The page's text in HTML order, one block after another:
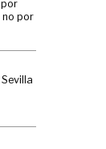
por
no por